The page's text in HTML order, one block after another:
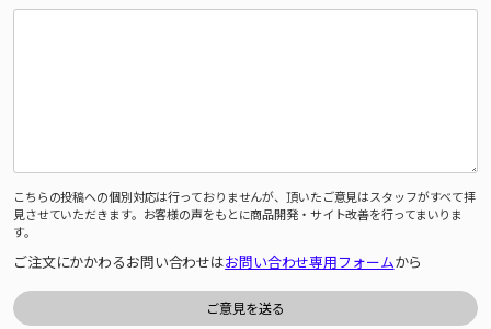
こちらの投稿への個別対応は行っておりませんが、頂いたご意見はスタッフがすべて拝
見させていただきます。お客様の声をもとに商品開発・サイト改善を行ってまいりま
す。
ご注文にかかわるお問い合わせはお問い合わせ専用フォームから